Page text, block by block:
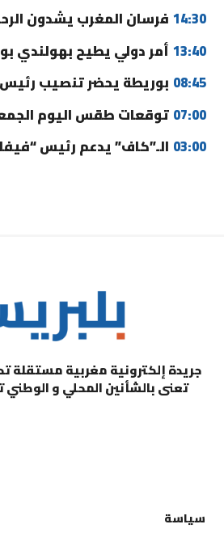
14:30 فرسان المغرب يشدون
13:40 أمر دولي يطيح بهولندي
08:45 بوريطة يحضر تنصيب
07:00 توقعات طقس اليوم
03:00 الـ”كاف” يدعم رئيس
جريدة إلكترونية مغربية مستقلة
تعنى بالشأنين المحلي و الوطني
سياسة